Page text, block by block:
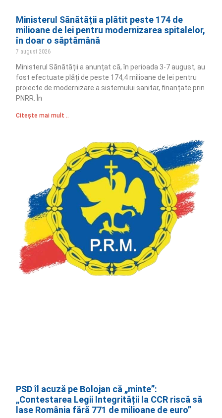
Ministerul Sănătății a plătit peste 174 de
milioane de lei pentru modernizarea spitalelor,
în doar o săptămână
7 august 2026
Ministerul Sănătății a anunțat că, în perioada 3-7 august, au
fost efectuate plăți de peste 174,4 milioane de lei pentru
proiecte de modernizare a sistemului sanitar, finanțate prin
PNRR. În
Citește mai mult ..
PSD îl acuză pe Bolojan că „minte”:
„Contestarea Legii Integrității la CCR riscă să
lase România fără 771 de milioane de euro”